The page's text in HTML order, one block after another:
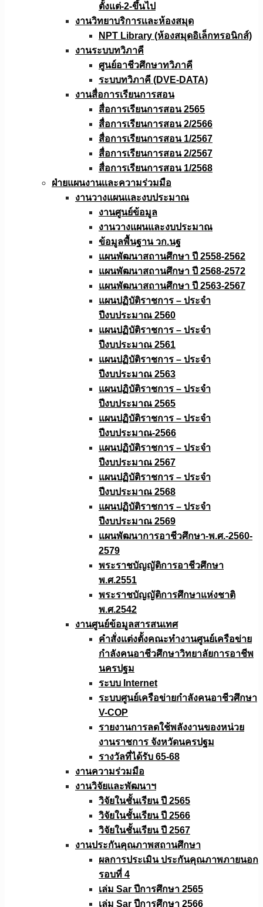
ตั้งแต่-2-ขึ้นไป
งานวิทยาบริการเเละห้องสมุด
NPT Library (ห้องสมุดอิเล็กทรอนิกส์)
งานระบบทวิภาคี
ศูนย์อาชีวศึกษาทวิภาคี
ระบบทวิภาคี (DVE-DATA)
งานสื่อการเรียนการสอน
สื่อการเรียนการสอน 2565
สื่อการเรียนการสอน 2/2566
สื่อการเรียนการสอน 1/2567
สื่อการเรียนการสอน 2/2567
สื่อการเรียนการสอน 1/2568
ฝ่ายแผนงานเเละความร่วมมือ
งานวางแผนเเละงบประมาณ
งานศูนย์ข้อมูล
งานวางแผนและงบประมาณ
ข้อมูลพื้นฐาน วก.นฐ
แผนพัฒนาสถานศึกษา ปี 2558-2562
แผนพัฒนาสถานศึกษา ปี 2568-2572
แผนพัฒนาสถานศึกษา ปี 2563-2567
แผนปฏิบัติราชการ – ประจำ
ปีงบประมาณ 2560
แผนปฏิบัติราชการ – ประจำ
ปีงบประมาณ 2561
แผนปฏิบัติราชการ – ประจำ
ปีงบประมาณ 2563
แผนปฏิบัติราชการ – ประจำ
ปีงบประมาณ 2565
แผนปฏิบัติราชการ – ประจำ
ปีงบประมาณ-2566
แผนปฏิบัติราชการ – ประจำ
ปีงบประมาณ 2567
แผนปฏิบัติราชการ – ประจำ
ปีงบประมาณ 2568
แผนปฏิบัติราชการ – ประจำ
ปีงบประมาณ 2569
แผนพัฒนาการอาชีวศึกษา-พ.ศ.-2560-
2579
พระราชบัญญัติการอาชีวศึกษา
พ.ศ.2551
พระราชบัญญัติการศึกษาแห่งชาติ
พ.ศ.2542
งานศูนย์ข้อมูลสารสนเทศ
คำสั่งแต่งตั้งคณะทำงานศูนย์เครือข่าย
กำลังคนอาชีวศึกษาวิทยาลัยการอาชีพ
นครปฐม
ระบบ Internet
ระบบศูนย์เครือข่ายกำลังคนอาชีวศึกษา
V-COP
รายงานการลดใช้พลังงานของหน่วย
งานราชการ จังหวัดนครปฐม
รางวัลที่ได้รับ 65-68
งานความร่วมมือ
งานวิจัยเเละพัฒนาฯ
วิจัยในชั้นเรียน ปี 2565
วิจัยในชั้นเรียน ปี 2566
วิจัยในชั้นเรียน ปี 2567
งานประกันคุณภาพสถานศึกษา
ผลการประเมิน ประกันคุณภาพภายนอก
รอบที่ 4
เล่ม Sar ปีการศึกษา 2565
เล่ม Sar ปีการศึกษา 2566